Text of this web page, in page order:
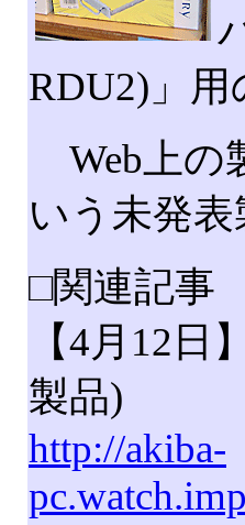
RDU2)」
Web上の
いう未発
□関連記事
【4月12
製品)
http://akiba-